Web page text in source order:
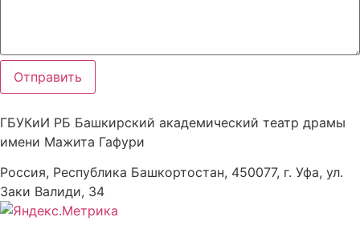
Отправить
ГБУКиИ РБ Башкирский академический театр драмы
имени Мажита Гафури
Россия, Республика Башкортостан, 450077, г. Уфа, ул.
Заки Валиди, 34